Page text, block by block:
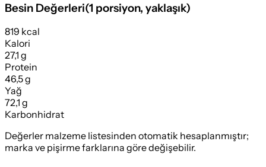
Besin Değerleri(1 porsiyon, yaklaşık)
819 kcal
Kalori
27,1 g
Protein
46,5 g
Yağ
72,1 g
Karbonhidrat
Değerler malzeme listesinden otomatik hesaplanmıştır;
marka ve pişirme farklarına göre değişebilir.